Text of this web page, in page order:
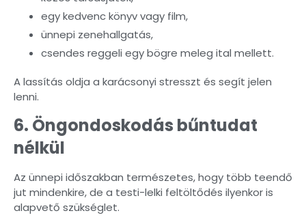
egy kedvenc könyv vagy film,
ünnepi zenehallgatás,
csendes reggeli egy bögre meleg ital mellett.
A lassítás oldja a karácsonyi stresszt és segít jelen
lenni.
6. Öngondoskodás bűntudat
nélkül
Az ünnepi időszakban természetes, hogy több teendő
jut mindenkire, de a testi-lelki feltöltődés ilyenkor is
alapvető szükséglet.